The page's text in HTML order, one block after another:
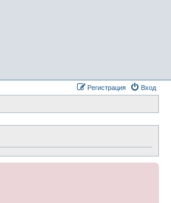
Вход
Регистрация